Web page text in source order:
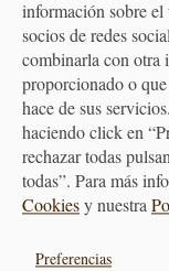
PAGO
información sobre el
socios de redes
combinarla con otra
proporcionado o
hace de sus
haciendo click en
rechazar todas
todas”. Para más
Cookiesy nuestra
Preferencias